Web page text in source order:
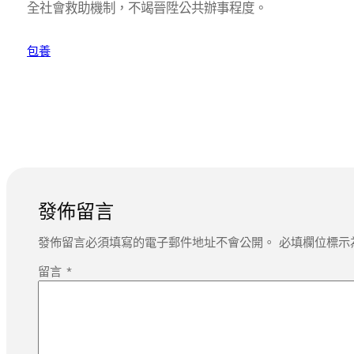
全社會救助機制，不竭晉陞公共辦事程度。
包養
發佈留言
發佈留言必須填寫的電子郵件地址不會公開。 必填欄位標
留言 *